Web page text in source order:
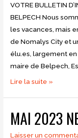
VOTRE BULLETIN
BELPECH Nous
les vacances, mais
de Nomalys City et
élu.es, largement
maire de Belpech,
Juin
#7
Lire la suite »
MAI 2023
Laisser un